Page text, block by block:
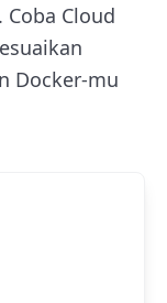
Cloud
Docker-mu